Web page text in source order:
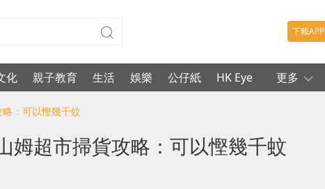
下載APP
化 親子教育 生活 娛樂 公仔紙 HK Eye 更多
：可以慳幾千蚊
姆超市掃貨攻略：可以慳幾千蚊